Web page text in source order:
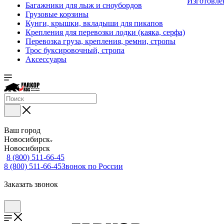
Багажники для лыж и сноубордов
Грузовые корзины
Кунги, крышки, вкладыши для пикапов
Крепления для перевозки лодки (каяка, серфа)
Перевозка груза, крепления, ремни, стропы
Трос буксировочный, стропа
Аксессуары
Ваш город
Новосибирск
Новосибирск
8 (800) 511-66-45
8 (800) 511-66-45Звонок по России
Заказать звонок